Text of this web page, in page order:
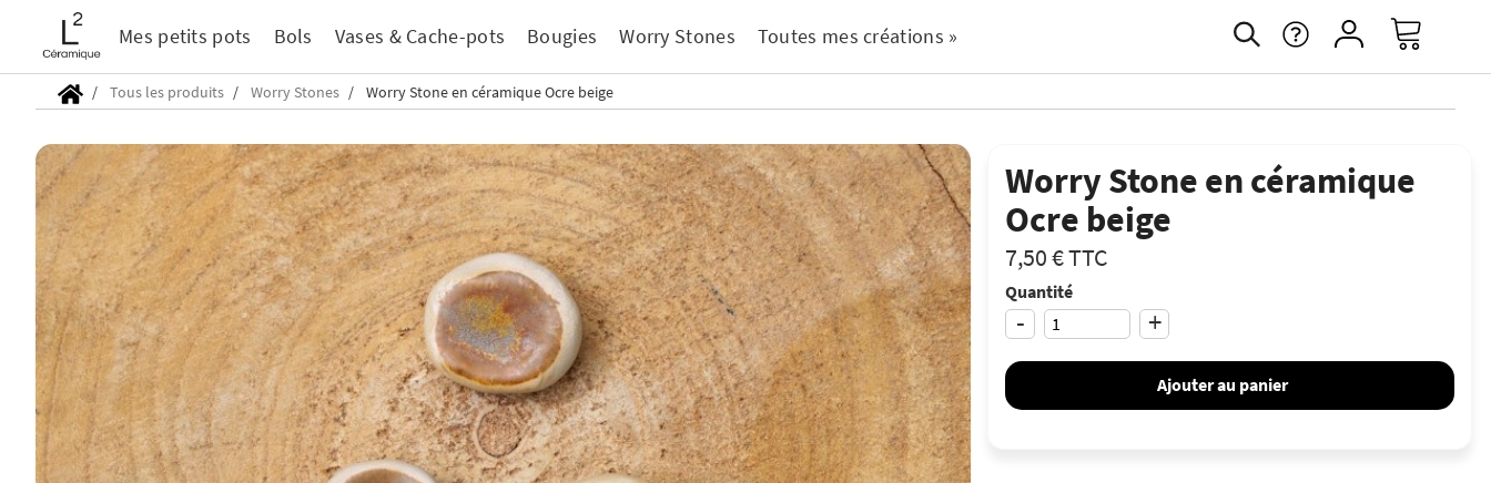
Mes petits pots Bols Vases & Cache-pots Bougies Worry Stones Toutes mes créations »
Tous les produits Worry Stones Worry Stone en céramique Ocre beige
Worry Stone en céramique
Ocre beige
7,50 €TTC
Quantité
- +
Ajouter au panier